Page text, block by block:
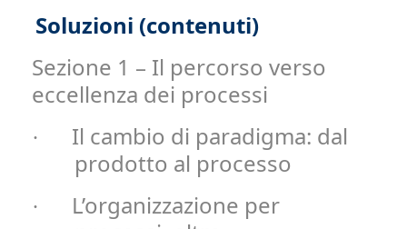
Soluzioni (contenuti)
Sezione 1 – Il percorso verso
eccellenza dei processi
·
Il cambio di paradigma: dal
prodotto al processo
·
L’organizzazione per